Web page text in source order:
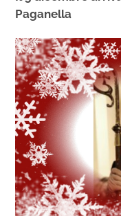
Paganella